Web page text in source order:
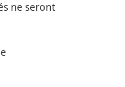
ne seront